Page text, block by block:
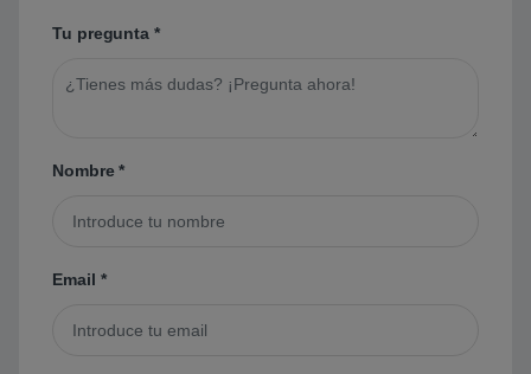
Tu pregunta *
Nombre*
Email *